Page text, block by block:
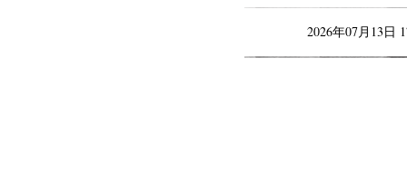
2026年07月13日